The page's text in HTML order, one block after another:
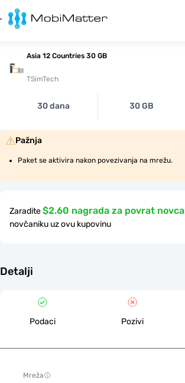
Asia 12 Countries 30 GB
TSimTech
30 dana 30 GB
Pažnja
Paket se aktivira nakon povezivanja na mrežu.
Zaradite$2.60 nagrada za povrat novca
novčaniku uz ovu kupovinu
Detalji
Podaci Pozivi
Mreža